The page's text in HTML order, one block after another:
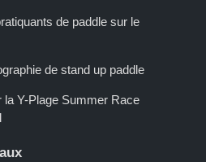
de paddle sur le
de stand up paddle
la Y-Plage Summer Race